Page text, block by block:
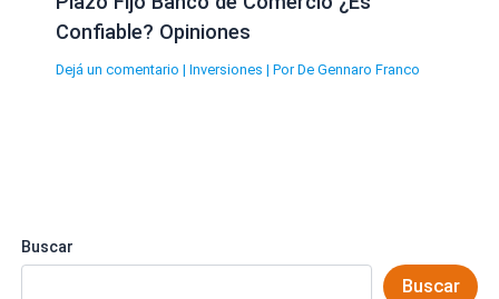
Confiable? Opiniones
Dejá un comentario | Inversiones | Por De Gennaro Franco
Buscar
Buscar